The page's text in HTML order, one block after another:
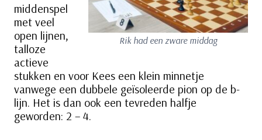
Rik had een zware middag
middenspel
met veel
open lijnen,
talloze
actieve
stukken en voor Kees een klein minnetje
vanwege een dubbele geïsoleerde pion op de b-
lijn. Het is dan ook een tevreden halfje
geworden: 2 – 4.